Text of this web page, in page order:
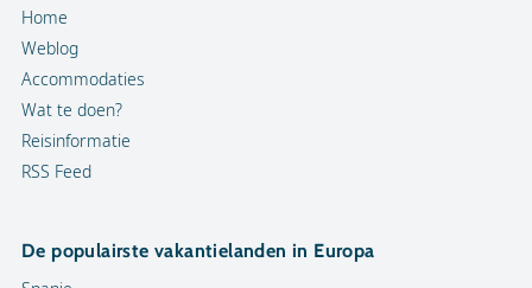
Home
Weblog
Accommodaties
Wat te doen?
Reisinformatie
RSS Feed
De populairste vakantielanden in Europa